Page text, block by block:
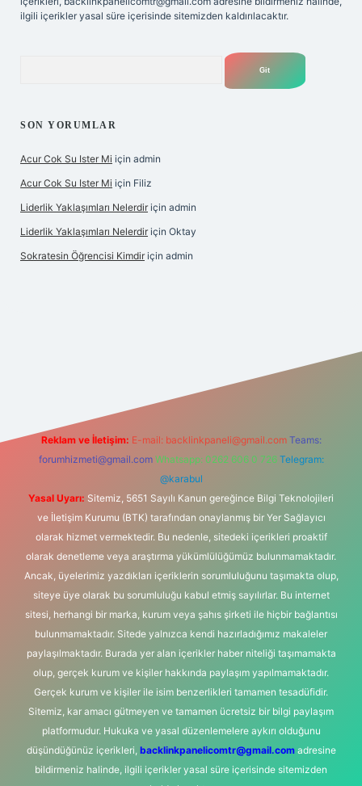
ilgili içerikler yasal süre içerisinde sitemizden kaldırılacaktır.
SON YORUMLAR
Acur Cok Su Ister Mi için admin
Acur Cok Su Ister Mi için Filiz
Liderlik Yaklaşımları Nelerdir için admin
Liderlik Yaklaşımları Nelerdir için Oktay
Sokratesin Öğrencisi Kimdir için admin
Reklam ve İletişim: E-mail: backlinkpaneli@gmail.com Teams:
forumhizmeti@gmail.com Whatsapp: 0262 606 0 726 Telegram:
@karabul
Yasal Uyarı: Sitemiz, 5651 Sayılı Kanun gereğince Bilgi Teknolojileri
ve İletişim Kurumu (BTK) tarafından onaylanmış bir Yer Sağlayıcı
olarak hizmet vermektedir. Bu nedenle, sitedeki içerikleri proaktif
olarak denetleme veya araştırma yükümlülüğümüz bulunmamaktadır.
Ancak, üyelerimiz yazdıkları içeriklerin sorumluluğunu taşımakta olup,
siteye üye olarak bu sorumluluğu kabul etmiş sayılırlar. Bu internet
sitesi, herhangi bir marka, kurum veya şahıs şirketi ile hiçbir bağlantısı
bulunmamaktadır. Sitede yalnızca kendi hazırladığımız makaleler
paylaşılmaktadır. Burada yer alan içerikler haber niteliği taşımamakta
olup, gerçek kurum ve kişiler hakkında paylaşım yapılmamaktadır.
Gerçek kurum ve kişiler ile isim benzerlikleri tamamen tesadüfidir.
Sitemiz, kar amacı gütmeyen ve tamamen ücretsiz bir bilgi paylaşım
platformudur. Hukuka ve yasal düzenlemelere aykırı olduğunu
düşündüğünüz içerikleri, backlinkpanelicomtr@gmail.comadresine
bildirmeniz halinde, ilgili içerikler yasal süre içerisinde sitemizden